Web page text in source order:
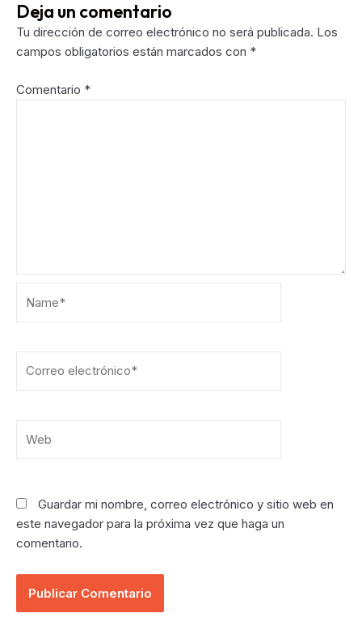
Deja un comentario
Tu dirección de correo electrónico no será publicada. Los
campos obligatorios están marcados con *
Comentario *
electrónico*
Guardar mi nombre, correo electrónico y sitio web en
este navegador para la próxima vez que haga un
comentario.